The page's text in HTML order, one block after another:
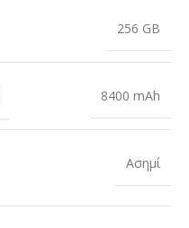
256 GB
8400 mAh
Ασημί